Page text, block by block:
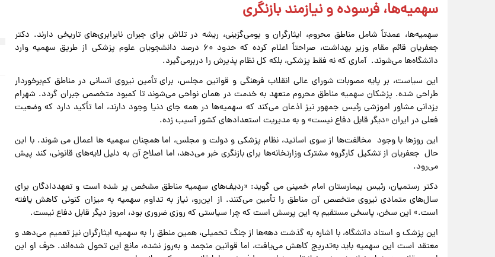
سهمیه‌ها، فرسوده و نیازمند بازنگری
سهمیه‌ها، عمدتاً شامل مناطق محروم، ایثارگران و بومی‌گزینی، ریشه در تلاش برای جبران نابرابری‌های تاریخی دارند. دکتر
جعفریان قائم مقام وزیر بهداشت، صراحتاً اعلام کرده که حدود ۶۰ درصد دانشجویان علوم پزشکی از طریق سهمیه وارد
دانشگاه‌ها می‌شوند. آماری که نه فقط پزشکی، بلکه کل نظام پذیرش را دربرمی‌گیرد.
این سیاست، بر پایه مصوبات شورای عالی انقلاب فرهنگی و قوانین مجلس، برای تأمین نیروی انسانی در مناطق کم‌برخوردار
طراحی شده. پزشکان سهمیه مناطق محروم متعهد به خدمت در همان نواحی می‌شوند تا کمبود متخصص جبران گردد. شهرام
یزدانی مشاور اموزشی رئیس جمهور نیز اذعان می‌کند که سهمیه‌ها در همه جای دنیا وجود دارند، اما تأکید دارد که وضعیت
فعلی در ایران «دیگر قابل دفاع نیست» و به مدیریت استعدادهای کشور آسیب زده.
این روزها با وجود مخالفت‌ها از سوی اساتید، نظام پزشکی و دولت و مجلس، اما همچنان سهمیه ها اعمال می شوند. با این
حال جعفریان از تشکیل کارگروه مشترک وزارتخانه‌ها برای بازنگری خبر می‌دهد، اما اصلاح آن به دلیل لایه‌های قانونی، کند پیش
می‌رود.
دکتر رستمیان، رئیس بیمارستان امام خمینی می گوید: «ردیف‌های سهمیه مناطق مشخص پر شده است و تعهددادگان برای
سال‌های متمادی نیروی متخصص آن مناطق را تأمین می‌کنند. از این‌رو، نیاز به تداوم سهمیه به میزان کنونی کاهش یافته
است.» این سخن، پاسخی مستقیم به این پرسش است که چرا سیاستی که روزی ضروری بود، امروز دیگر قابل دفاع نیست.
این پزشک و استاد دانشگاه، با اشاره به گذشت دهه‌ها از جنگ تحمیلی، همین منطق را به سهمیه ایثارگران نیز تعمیم می‌دهد و
معتقد است این سهمیه باید به‌تدریج کاهش می‌یافت، اما قوانین منجمد و به‌روز نشده، مانع این تحول شده‌اند. حرف او این